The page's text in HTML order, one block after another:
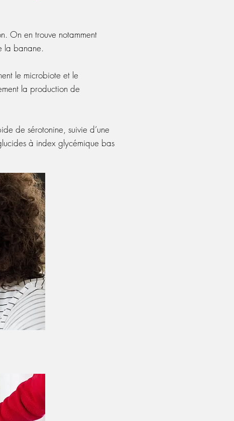
On en trouve notamment
la banane.
le microbiote et le
la production de
de sérotonine, suivie d’une
à index glycémique bas